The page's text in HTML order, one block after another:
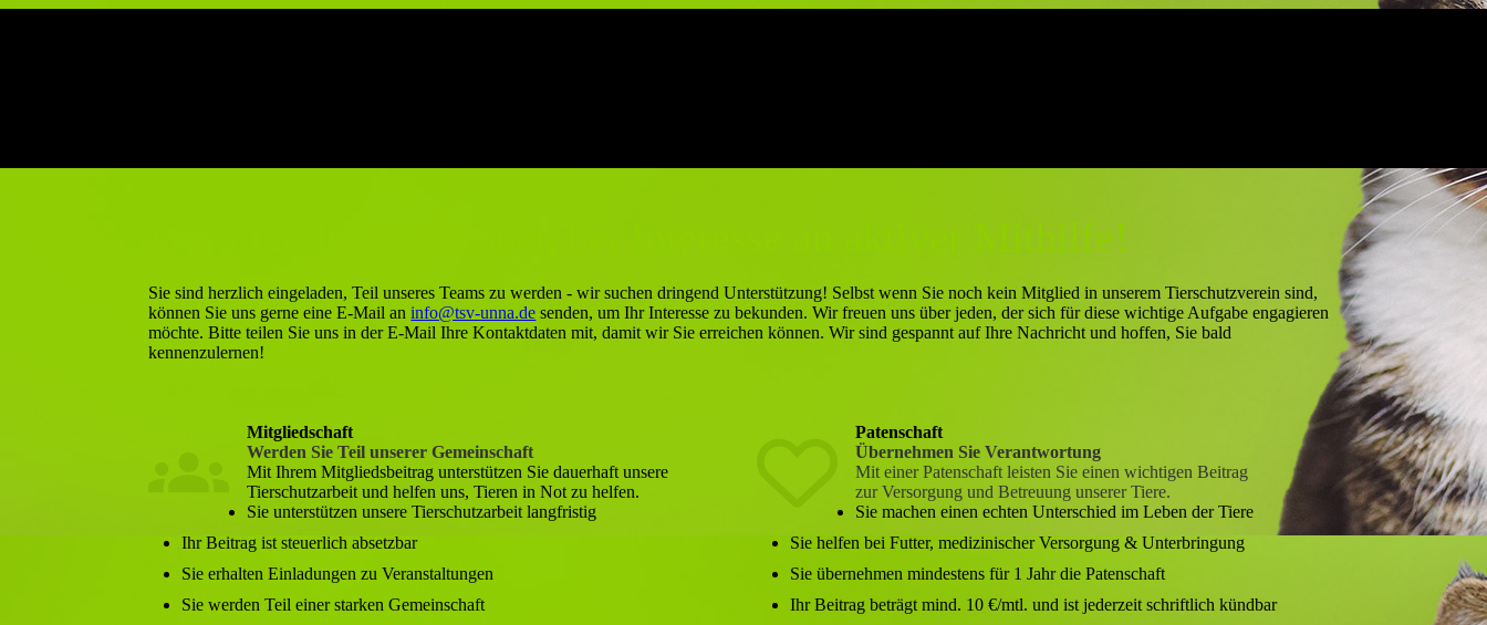
Wichtige Informationen bei Interesse an aktiver Mithilfe!
Sie sind herzlich eingeladen, Teil unseres Teams zu werden - wir suchen dringend Unterstützung! Selbst wenn Sie noch kein Mitglied in unserem Tierschutzverein sind,
können Sie uns gerne eine E-Mail aninfo@tsv-unna.de senden, um Ihr Interesse zu bekunden. Wir freuen uns über jeden, der sich für diese wichtige Aufgabe engagieren
möchte. Bitte teilen Sie uns in der E-Mail Ihre Kontaktdaten mit, damit wir Sie erreichen können. Wir sind gespannt auf Ihre Nachricht und hoffen, Sie bald
kennenzulernen!
Mitgliedschaft
Werden Sie Teil unserer Gemeinschaft
Mit Ihrem Mitgliedsbeitrag unterstützen Sie dauerhaft unsere
Tierschutzarbeit und helfen uns, Tieren in Not zu helfen.
Sie unterstützen unsere Tierschutzarbeit langfristig
Ihr Beitrag ist steuerlich absetzbar
Sie erhalten Einladungen zu Veranstaltungen
Sie werden Teil einer starken Gemeinschaft
Patenschaft
Übernehmen Sie Verantwortung
Mit einer Patenschaft leisten Sie einen wichtigen Beitrag
zur Versorgung und Betreuung unserer Tiere.
Sie machen einen echten Unterschied im Leben der Tiere
Sie helfen bei Futter, medizinischer Versorgung & Unterbringung
Sie übernehmen mindestens für 1 Jahr die Patenschaft
Ihr Beitrag beträgt mind. 10 €/mtl. und ist jederzeit schriftlich kündbar